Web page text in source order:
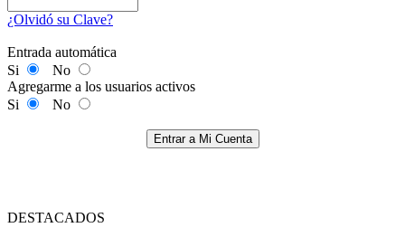
¿Olvidó su Clave?
Entrada automática
Si
No
Agregarme a los usuarios activos
Si
No
Entrar a Mi Cuenta
DESTACADOS